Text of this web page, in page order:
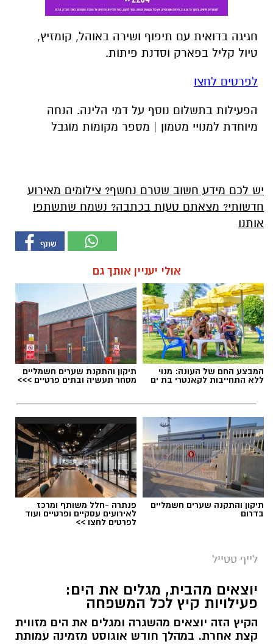
חגיגה בדואית עם תיפוף ושירה באוהל, קומזיץ,
טיול קליל בפארק וסדנת פיתות.
לפרטים לחצו
הפעילות בתשלום נוסף על דמי הלינה. הנחה
מיוחדת למנויי מטמון | מספר מקומות מוגבל
יש לכם מידע חשוב שטרם נחשף? צילומים מאירוע
חדשותי? מצאתם טעות בכתבה? נשמח שתשתפו
אותנו
אולי יעניין אותך גם
המבצע החם של העונה: מנוי
ללא התחייבות לקאנטרי בת ים
תיקון והתקנת שערים חשמליים
מסחר תעשיה ובתים פרטיים >>>
תיקון והתקנה שערים חשמליים
בדרום
פנתרה -חלל משותף ומרכז
לאירועים עסקיים ופרטיים ועוד
לפרטים לחצו >>
לייף סטייל
יוצאים מהבית, מגלים את הים:
פעילויות קיץ לכל המשפחה
הקיץ הזה יוצאים מהשגרה ומגלים את הים מזווית
קצת אחרת. במהלך חודש אוגוסט מזמינה עמותת